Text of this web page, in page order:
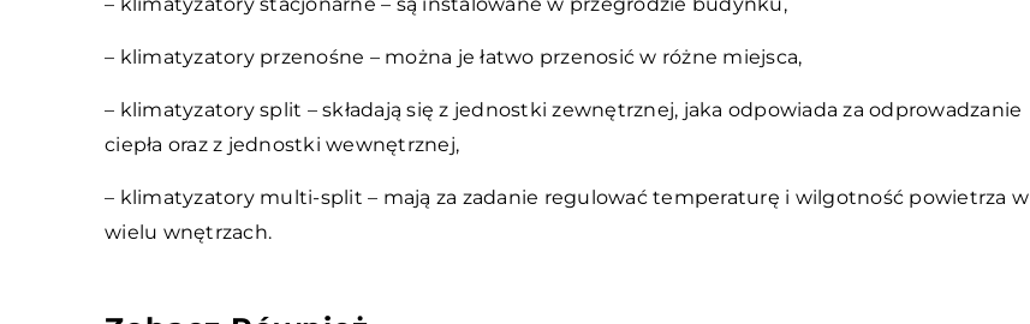
– klimatyzatory przenośne – można je łatwo przenosić w różne miejsca,
– klimatyzatory split – składają się z jednostki zewnętrznej, jaka odpowiada za odprowadzanie
ciepła oraz z jednostki wewnętrznej,
– klimatyzatory multi-split – mają za zadanie regulować temperaturę i wilgotność powietrza w
wielu wnętrzach.